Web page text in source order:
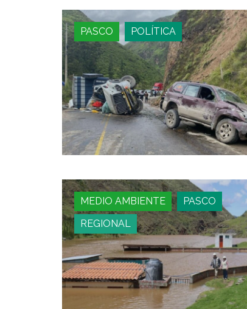
PASCO POLÍTICA
MEDIO AMBIENTE
PASCO
REGIONAL